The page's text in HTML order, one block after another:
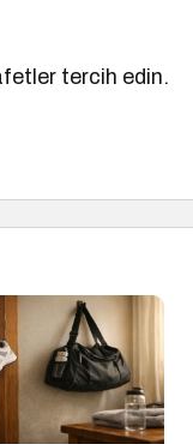
tercih edin.